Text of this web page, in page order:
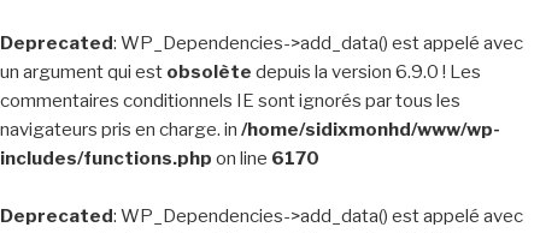
Deprecated: WP_Dependencies->add_data() est appelé avec
un argument qui est obsolète depuis la version 6.9.0 ! Les
commentaires conditionnels IE sont ignorés par tous les
navigateurs pris en charge. in /home/sidixmonhd/www/wp-
includes/functions.php on line 6170
Deprecated: WP_Dependencies->add_data() est appelé avec